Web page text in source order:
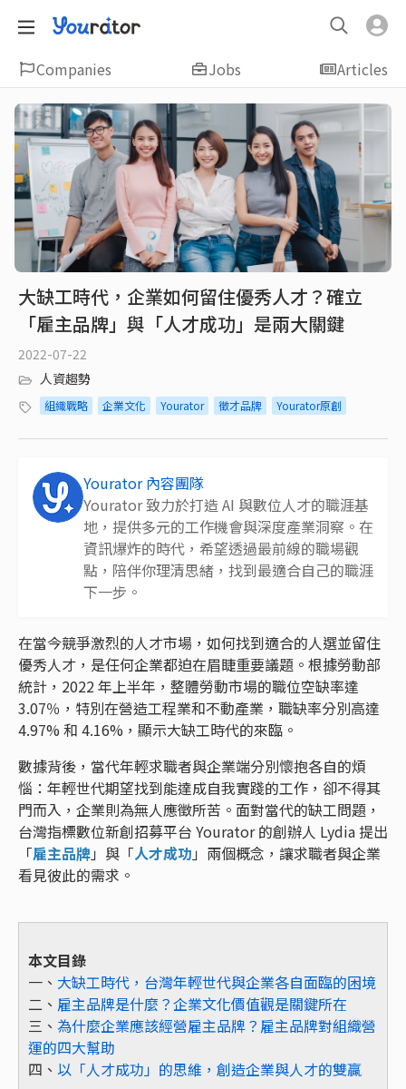
Companies Jobs Articles
大缺工時代，企業如何留住優秀人才？確立
「雇主品牌」與「人才成功」是兩大關鍵
2022-07-22
人資趨勢
組織戰略 企業文化 Yourator 徵才品牌 Yourator原創
Yourator 內容團隊
Yourator 致力於打造 AI 與數位人才的職涯基
地，提供多元的工作機會與深度產業洞察。在
資訊爆炸的時代，希望透過最前線的職場觀
點，陪伴你理清思緒，找到最適合自己的職涯
下一步。
在當今競爭激烈的人才市場，如何找到適合的人選並留住
優秀人才，是任何企業都迫在眉睫重要議題。根據勞動部
統計，2022 年上半年，整體勞動市場的職位空缺率達
3.07％，特別在營造工程業和不動產業，職缺率分別高達
4.97% 和 4.16%，顯示大缺工時代的來臨。
數據背後，當代年輕求職者與企業端分別懷抱各自的煩
惱：年輕世代期望找到能達成自我實踐的工作，卻不得其
門而入，企業則為無人應徵所苦。面對當代的缺工問題，
台灣指標數位新創招募平台 Yourator 的創辦人 Lydia 提出
「雇主品牌」與「人才成功 」兩個概念，讓求職者與企業
看見彼此的需求。
本文目錄
一、 大缺工時代，台灣年輕世代與企業各自面臨的困境
二、 雇主品牌是什麼？企業文化價值觀是關鍵所在
三、 為什麼企業應該經營雇主品牌？雇主品牌對組織營
運的四大幫助
四、 以「人才成功」的思維，創造企業與人才的雙贏